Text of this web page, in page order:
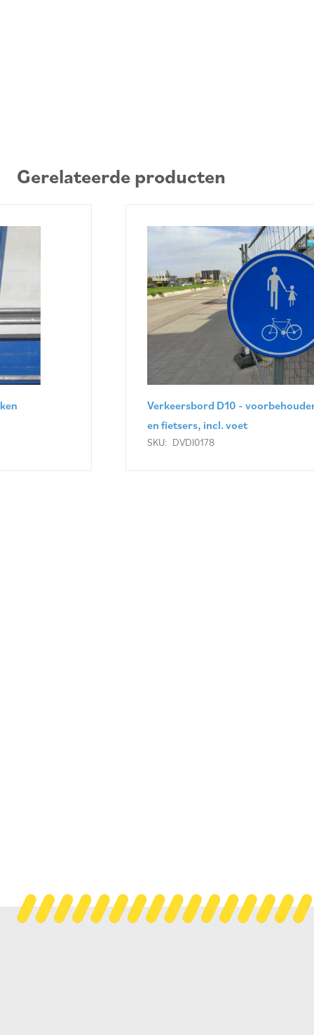
Gerelateerde producten
Verkeersbord D10 - voorbehouden voetgangers